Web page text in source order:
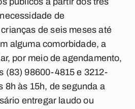
de
de seis meses até
alguma comorbidade, a
por meio de agendamento,
(83) 98600-4815 e 3212-
8h às 15h, de segunda a
entregar laudo ou